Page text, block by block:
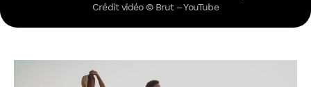
Crédit vidéo © Brut – YouTube